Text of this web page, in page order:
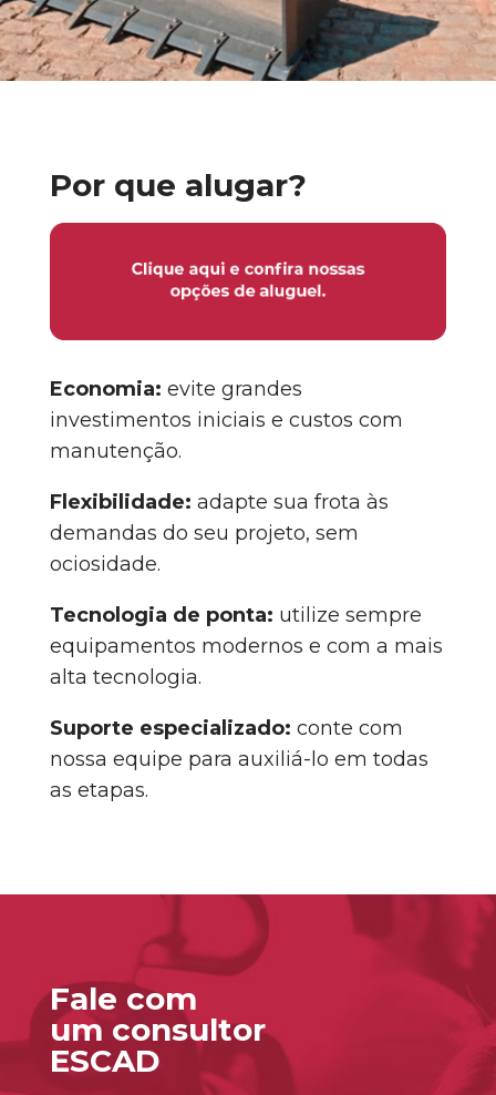
Por que alugar?
Economia: evite grandes
investimentos iniciais e custos com
manutenção.
Flexibilidade: adapte sua frota às
demandas do seu projeto, sem
ociosidade.
Tecnologia de ponta: utilize sempre
equipamentos modernos e com a mais
alta tecnologia.
Suporte especializado: conte com
nossa equipe para auxiliá-lo em todas
as etapas.
Fale com
um consultor
ESCAD